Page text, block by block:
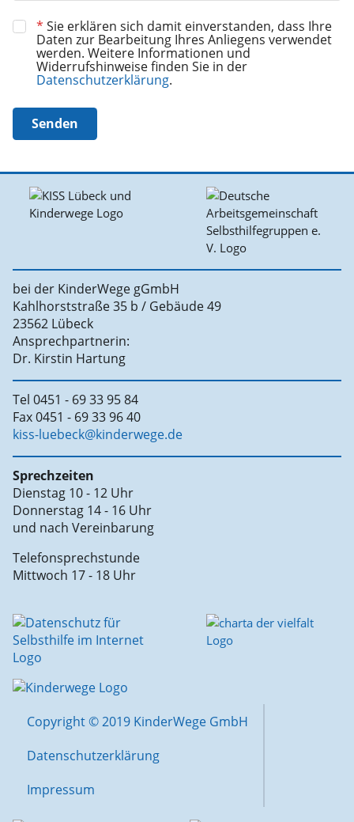
* Sie erklären sich damit einverstanden, dass Ihre
Daten zur Bearbeitung Ihres Anliegens verwendet
werden. Weitere Informationen und
Widerrufshinweise finden Sie in der
Datenschutzerklärung.
Senden
bei der KinderWege gGmbH
Kahlhorststraße 35 b / Gebäude 49
23562 Lübeck
Ansprechpartnerin:
Dr. Kirstin Hartung
Tel 0451 - 69 33 95 84
Fax 0451 - 69 33 96 40
kiss-luebeck@kinderwege.de
Sprechzeiten
Dienstag 10 - 12 Uhr
Donnerstag 14 - 16 Uhr
und nach Vereinbarung
Telefonsprechstunde
Mittwoch 17 - 18 Uhr
Copyright © 2019 KinderWege GmbH
Datenschutzerklärung
Impressum